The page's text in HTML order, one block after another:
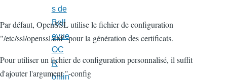
Par défaut, OpenSSL utilise le fichier de configuration
"/etc/ssl/openssl.cnf" pour la génération des certificats.
Pour utiliser un fichier de configuration personnalisé, il suffit
d'ajouter l'argument "-config
s de
Bell
evue
OC
R
onlin